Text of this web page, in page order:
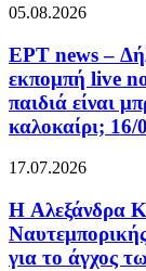
05.08.2026
ΕΡΤ news –
εκπομπή live
παιδιά είναι
καλοκαίρι; 16/
17.07.2026
H Αλεξάνδρα
για το άγχος